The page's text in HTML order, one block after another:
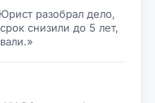
разобрал дело,
снизили до 5 лет,